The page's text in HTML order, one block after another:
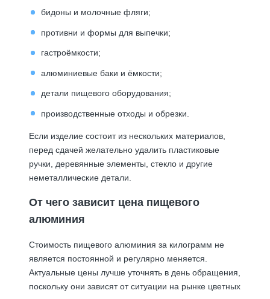
бидоны и молочные фляги;
противни и формы для выпечки;
гастроёмкости;
алюминиевые баки и ёмкости;
детали пищевого оборудования;
производственные отходы и обрезки.
Если изделие состоит из нескольких материалов,
перед сдачей желательно удалить пластиковые
ручки, деревянные элементы, стекло и другие
неметаллические детали.
От чего зависит цена пищевого
алюминия
Стоимость пищевого алюминия за килограмм не
является постоянной и регулярно меняется.
Актуальные цены лучше уточнять в день обращения,
поскольку они зависят от ситуации на рынке цветных